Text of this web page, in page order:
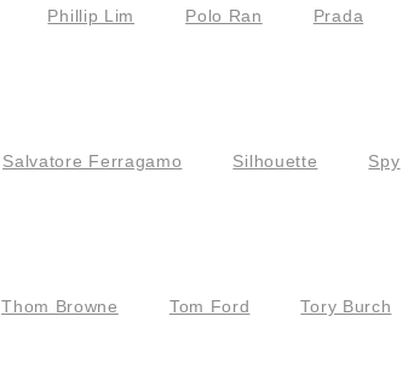
Phillip Lim Polo Ran Prada
Salvatore Ferragamo Silhouette Spy
Thom Browne Tom Ford Tory Burch